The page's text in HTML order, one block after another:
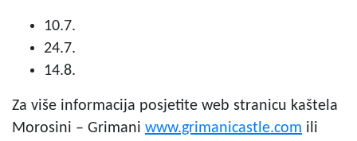
10.7.
24.7.
14.8.
Za više informacija posjetite web stranicu kaštela
Morosini – Grimani www.grimanicastle.com ili